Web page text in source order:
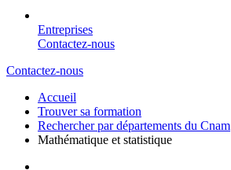
Entreprises
Contactez-nous
Contactez-nous
Accueil
Trouver sa formation
Rechercher par départements du Cnam
Mathématique et statistique